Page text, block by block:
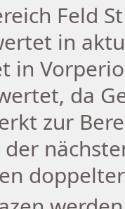
Feld
in
in
da
zur